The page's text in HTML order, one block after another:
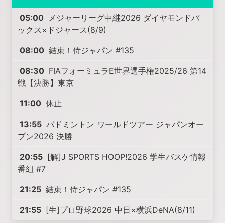
05:00 メジャーリーグ中継2026 ダイヤモンドバ
ックス×ドジャース(8/9)
08:00 結束！侍ジャパン #135
08:30 FIAフォーミュラE世界選手権2025/26 第14
戦【決勝】東京
11:00 休止
13:55 バドミントン ワールドツアー ジャパンオー
プン2026 決勝
20:55 [解]J SPORTS HOOP!2026 学生バスケ情報
番組 #7
21:25 結束！侍ジャパン #135
21:55 [生]プロ野球2026 中日×横浜DeNA(8/11)